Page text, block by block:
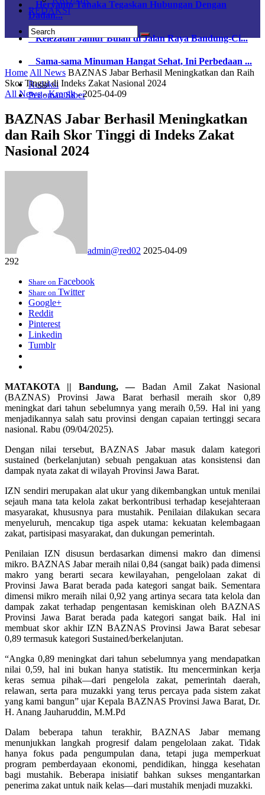
Heryanto Tanaka Tegaskan Hubungan Dengan
Dadan...
Kelezatan Jamur Bulan di Jalan Raya Bandung-Ci...
Sama-sama Minuman Hangat Sehat, Ini Perbedaan ...
Redaksi
Pedoman Siber
REDAKSI
Home All News BAZNAS Jabar Berhasil Meningkatkan dan Raih
Skor Tinggi di Indeks Zakat Nasional 2024
All News-Kronik-2025-04-09
BAZNAS Jabar Berhasil Meningkatkan
dan Raih Skor Tinggi di Indeks Zakat
Nasional 2024
admin@red02 2025-04-09
292
Share on Facebook
Share on Twitter
Google+
Reddit
Pinterest
Linkedin
Tumblr
MATAKOTA || Bandung, — Badan Amil Zakat Nasional
(BAZNAS) Provinsi Jawa Barat berhasil meraih skor 0,89
meningkat dari tahun sebelumnya yang meraih 0,59. Hal ini yang
menjadikannya salah satu provinsi dengan capaian tertinggi secara
nasional. Rabu (09/04/2025).
Dengan nilai tersebut, BAZNAS Jabar masuk dalam kategori
sustained (berkelanjutan) sebuah pengakuan atas konsistensi dan
dampak nyata zakat di wilayah Provinsi Jawa Barat.
IZN sendiri merupakan alat ukur yang dikembangkan untuk menilai
sejauh mana tata kelola zakat berkontribusi terhadap kesejahteraan
masyarakat, khususnya para mustahik. Penilaian dilakukan secara
menyeluruh, mencakup tiga aspek utama: kekuatan kelembagaan
zakat, partisipasi masyarakat, dan dukungan pemerintah.
Penilaian IZN disusun berdasarkan dimensi makro dan dimensi
mikro. BAZNAS Jabar meraih nilai 0,84 (sangat baik) pada dimensi
makro yang berarti secara kewilayahan, pengelolaan zakat di
Provinsi Jawa Barat berada pada kategori sangat baik. Sementara
dimensi mikro meraih nilai 0,92 yang artinya secara tata kelola dan
dampak zakat terhadap pengentasan kemiskinan oleh BAZNAS
Provinsi Jawa Barat berada pada kategori sangat baik. Hal ini
membuat skor akhir IZN BAZNAS Provinsi Jawa Barat sebesar
0,89 termasuk kategori Sustained/berkelanjutan.
“Angka 0,89 meningkat dari tahun sebelumnya yang mendapatkan
nilai 0,59, hal ini bukan hanya statistik. Itu mencerminkan kerja
keras semua pihak—dari pengelola zakat, pemerintah daerah,
relawan, serta para muzakki yang terus percaya pada sistem zakat
yang kami bangun” ujar Kepala BAZNAS Provinsi Jawa Barat, Dr.
H. Anang Jauharuddin, M.M.Pd
Dalam beberapa tahun terakhir, BAZNAS Jabar memang
menunjukkan langkah progresif dalam pengelolaan zakat. Tidak
hanya fokus pada pengumpulan dana, tetapi juga memperkuat
program pemberdayaan ekonomi, pendidikan, hingga kesehatan
bagi mustahik. Beberapa inisiatif bahkan sukses mengantarkan
penerima zakat untuk naik kelas—dari mustahik menjadi muzakki.